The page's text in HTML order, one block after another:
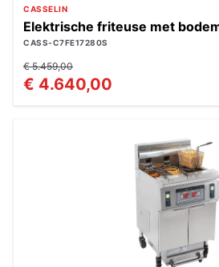
CASSELIN
Elektrische friteuse met
CASS-C7FE17280S
€ 5.459,00
€ 4.640,00